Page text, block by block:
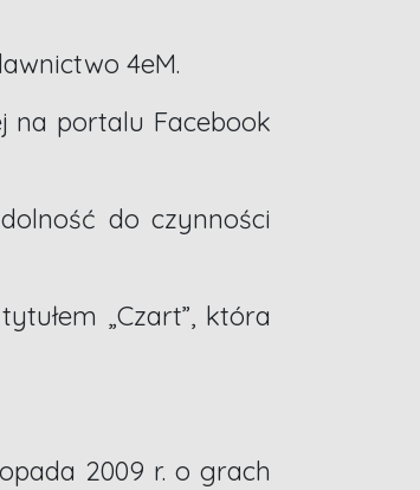
4eM.
na portalu Facebook
do czynności
„Czart”, która
2009 r. o grach